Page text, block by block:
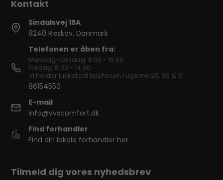
Sindalsvej 15A
8240 Risskov, Danmark
Telefonen er åben fra:
Mandag-torsdag: 8.00 - 15.00
Fredag: 8.00 - 14.30
Vi holder lukket på telefonen i ugerne 29, 30 & 31
86154550
E-mail
info@vvscomfort.dk
Find forhandler
Find din lokale forhandler her
Tilmeld dig vores nyhedsbrev